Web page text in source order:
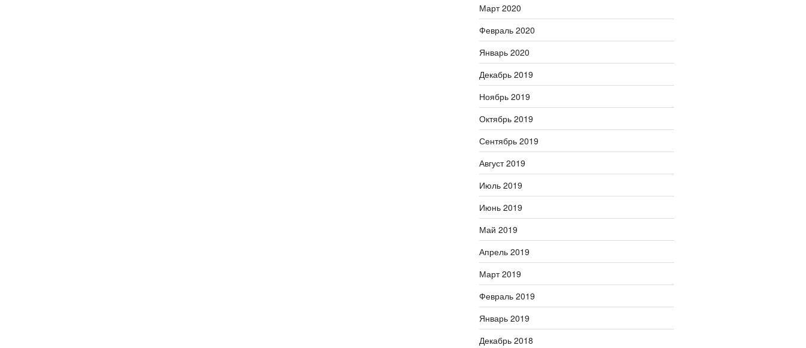
Март 2020
Февраль 2020
Январь 2020
Декабрь 2019
Ноябрь 2019
Октябрь 2019
Сентябрь 2019
Август 2019
Июль 2019
Июнь 2019
Май 2019
Апрель 2019
Март 2019
Февраль 2019
Январь 2019
Декабрь 2018